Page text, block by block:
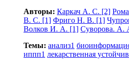
Авторы: Каркач А. С. [2]
В. С. [1] Фриго Н. В. [1]
Волков И. А. [1] Суворова. А.
Темы: анализ1
иппп1 лекарственная